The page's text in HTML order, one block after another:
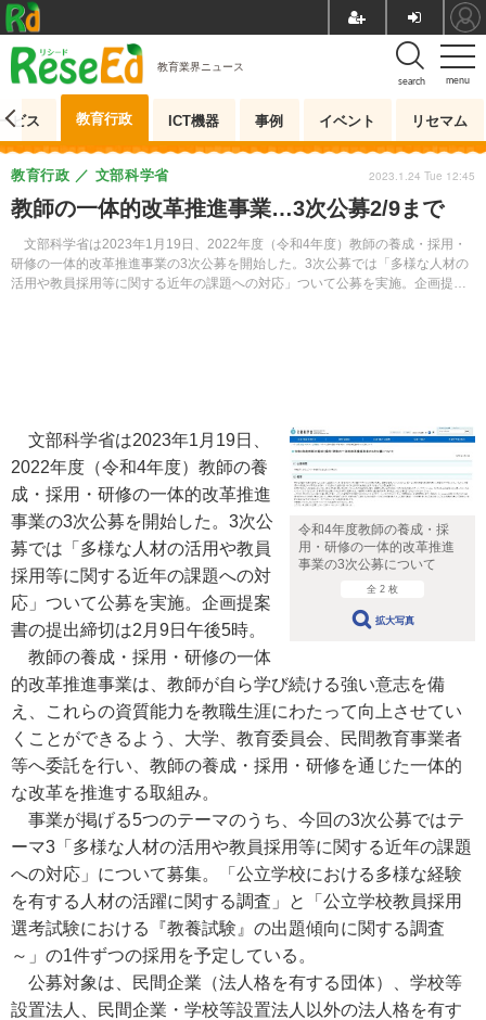
menu
search
教育業界ニュース
ビス 教育行政 ICT機器 事例 イベント リセマム
教師の一体的改革推進事業…3次公募2/9まで
文部科学省は2023年1月19日、2022年度（令和4年度）教師の養成・採用・
研修の一体的改革推進事業の3次公募を開始した。3次公募では「多様な人材の
活用や教員採用等に関する近年の課題への対応」ついて公募を実施。企画提案
教育行政 文部科学省 2023.1.24 Tue 12:45
令和4年度教師の養成・採
用・研修の一体的改革推進
事業の3次公募について
全 2 枚
拡大写真
文部科学省は2023年1月19日、
2022年度（令和4年度）教師の養
成・採用・研修の一体的改革推進
事業の3次公募を開始した。3次公
募では「多様な人材の活用や教員
採用等に関する近年の課題への対
応」ついて公募を実施。企画提案
書の提出締切は2月9日午後5時。
教師の養成・採用・研修の一体
的改革推進事業は、教師が自ら学び続ける強い意志を備
え、これらの資質能力を教職生涯にわたって向上させてい
くことができるよう、大学、教育委員会、民間教育事業者
等へ委託を行い、教師の養成・採用・研修を通じた一体的
な改革を推進する取組み。
事業が掲げる5つのテーマのうち、今回の3次公募ではテ
ーマ3「多様な人材の活用や教員採用等に関する近年の課題
への対応」について募集。「公立学校における多様な経験
を有する人材の活躍に関する調査」と「公立学校教員採用
選考試験における『教養試験』の出題傾向に関する調査
～」の1件ずつの採用を予定している。
公募対象は、民間企業（法人格を有する団体）、学校等
設置法人、民間企業・学校等設置法人以外の法人格を有す